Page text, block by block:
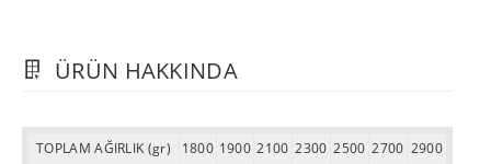
ÜRÜN HAKKINDA
TOPLAM AĞIRLIK (gr) 1800 1900 2100 2300 2500 2700 2900